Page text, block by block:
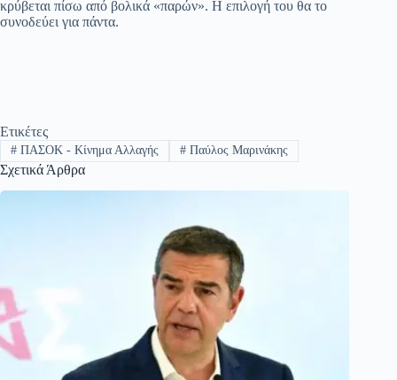
κρύβεται πίσω από βολικά «παρών». Η επιλογή του θα το
συνοδεύει για πάντα.
Ετικέτες
#ΠΑΣΟΚ - Κίνημα Αλλαγής #Παύλος Μαρινάκης
Σχετικά Άρθρα